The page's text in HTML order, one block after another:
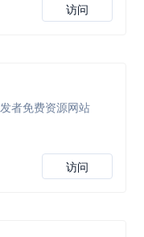
访问
者免费资源网站
访问